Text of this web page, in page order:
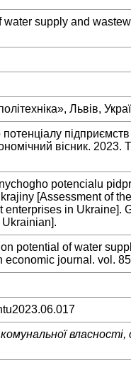
supply and
Львів,
вісник.
potencialu
[Assessment of
enterprises in Ukraine].
potential of water
journal. vol.
власності,